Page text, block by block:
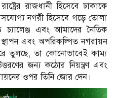
রাজধানী হিসেবে ঢাকাকে
নগরী হিসেবে গড়ে তোলা
এবং আমাদের নৈতিক
স্থাপন এবং অপরিকল্পিত নগরায়ন
তুলছে, তা কোনোভাবেই কাম্য
জন্য কঠোর নিয়ন্ত্রণ এবং
ওপর তিনি জোর দেন।